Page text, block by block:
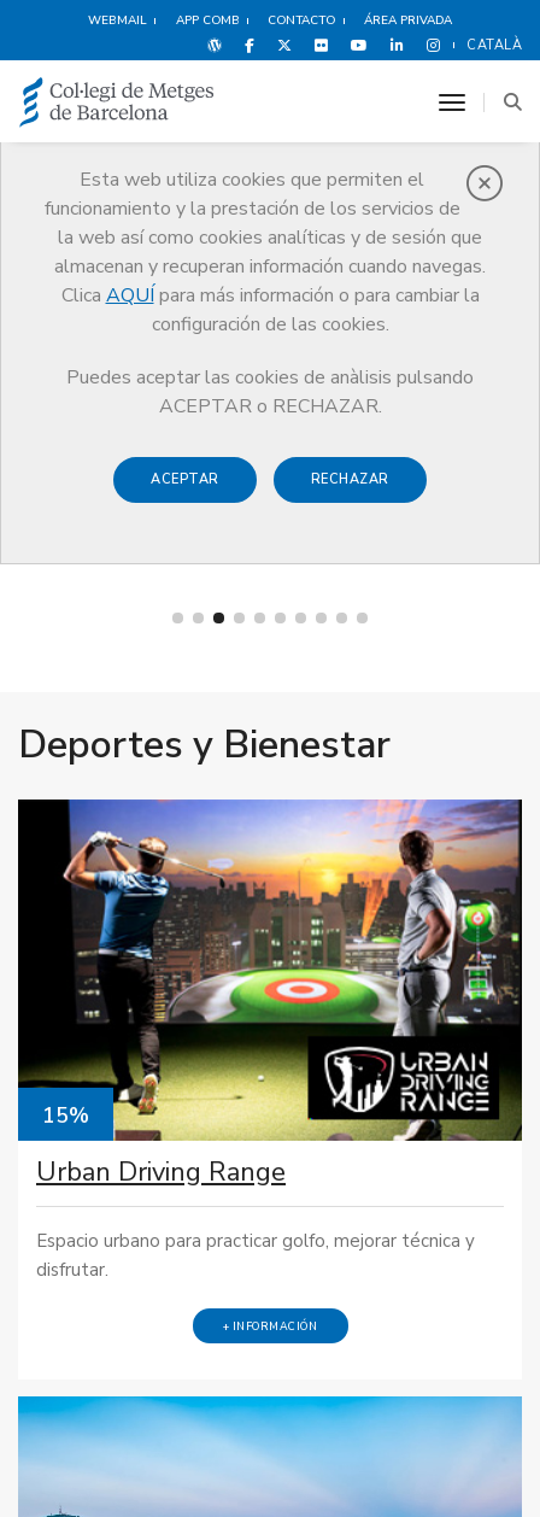
WEBMAIL APP COMB CONTACTO ÁREA PRIVADA
CATALÀ
Esta web utiliza cookies que permiten el
funcionamiento y la prestación de los servicios de
la web así como cookies analíticas y de sesión que
almacenan y recuperan información cuando navegas.
Clica AQUÍ para más información o para cambiar la
configuración de las cookies.
Puedes aceptar las cookies de anàlisis pulsando
ACEPTAR o RECHAZAR.
ACEPTAR RECHAZAR
toggle
Ventajas y
descuentos
Servicios Otros servicios
Ventajas y descuentos
Deportes y Bienestar
Deportes y Bienestar
15%
Urban Driving Range
Espacio urbano para practicar golfo, mejorar técnica y
disfrutar.
+ INFORMACIÓN